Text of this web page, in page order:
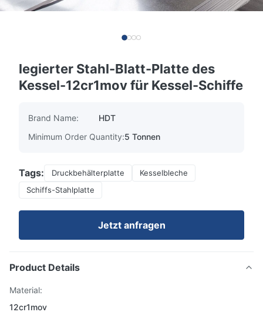
legierter Stahl-Blatt-Platte des
Kessel-12cr1mov für Kessel-Schiffe
Brand Name:
HDT
Minimum Order Quantity:5 Tonnen
Tags: Druckbehälterplatte
Kesselbleche
Schiffs-Stahlplatte
Jetzt anfragen
Product Details
Material:
12cr1mov